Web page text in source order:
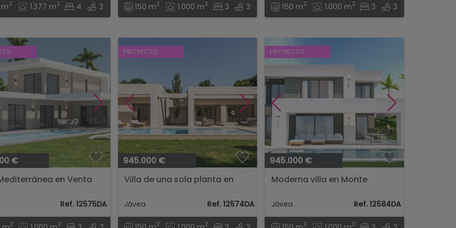
m2 1.377 m2 4 3 150 m2 1.000 m2 3 3 150 m2 1.000 m2 3 3
€
en Venta
Ref. 12575DA
2 2
PROYECTO
945.000 €
Villa de una sola planta en
Jávea Ref. 12574DA
2 2
PROYECTO
945.000 €
Moderna villa en Monte
Jávea Ref. 12584DA
2 2